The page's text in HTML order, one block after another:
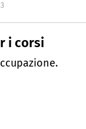
i corsi